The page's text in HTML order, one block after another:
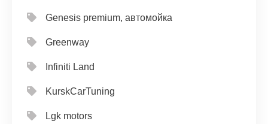
Genesis premium, автомойка
Greenway
Infiniti Land
KurskCarTuning
Lgk motors